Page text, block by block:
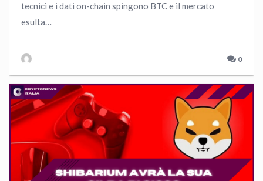
tecnici e i dati on-chain spingono BTC e il mercato
esulta…
0